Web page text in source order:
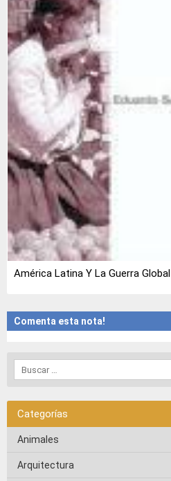
América Latina Y La Guerra Global
Comenta esta nota!
Categorías
Animales
Arquitectura